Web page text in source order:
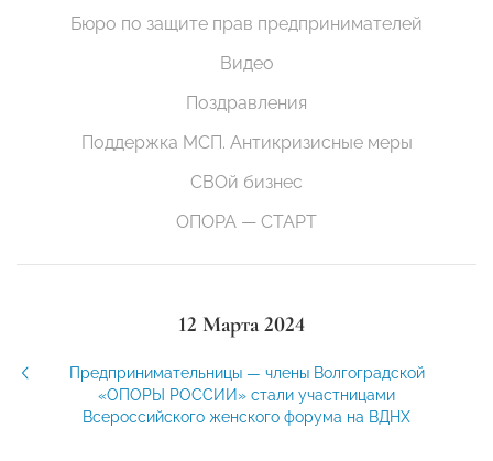
Бюро по защите прав предпринимателей
Видео
Поздравления
Поддержка МСП. Антикризисные меры
СВОй бизнес
ОПОРА — СТАРТ
12 Марта 2024
Предпринимательницы — члены Волгоградской
«ОПОРЫ РОССИИ» стали участницами
Всероссийского женского форума на ВДНХ